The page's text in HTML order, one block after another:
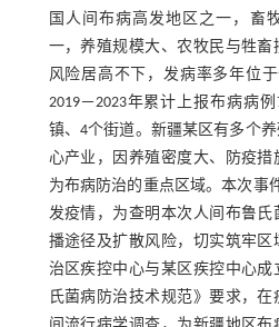
国人间布病高发地区之一，畜
一，养殖规模大、农牧民与牲
风险居高不下，发病率多年位于
2019－2023年累计上报布病病
镇、4个街道。新疆某区有多个
心产业，因养殖密度大、防疫
为布病防治的重点区域。本次事
发疫情，为查明本次人间布鲁
播途径及扩散风险，切实筑牢区
治区疾控中心与某区疾控中心成
氏菌病防治技术规范》要求，